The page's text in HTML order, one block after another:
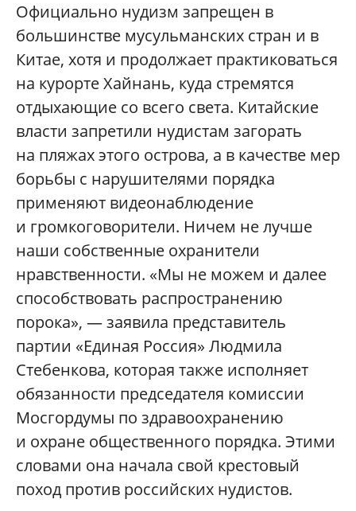
Официально нудизм запрещен в
большинстве мусульманских стран и в
Китае, хотя и продолжает практиковаться
на курорте Хайнань, куда стремятся
отдыхающие со всего света. Китайские
власти запретили нудистам загорать
на пляжах этого острова, а в качестве мер
борьбы с нарушителями порядка
применяют видеонаблюдение
и громкоговорители. Ничем не лучше
наши собственные охранители
нравственности. «Мы не можем и далее
способствовать распространению
порока», — заявила представитель
партии «Единая Россия» Людмила
Стебенкова, которая также исполняет
обязанности председателя комиссии
Мосгордумы по здравоохранению
и охране общественного порядка. Этими
словами она начала свой крестовый
поход против российских нудистов.